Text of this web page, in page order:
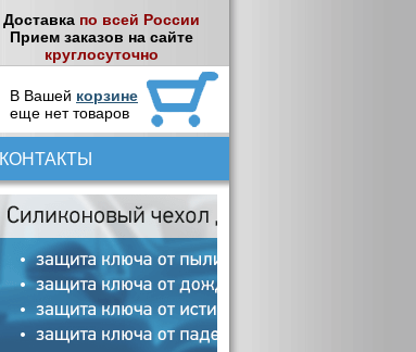
Доставка по всей России
Прием заказов на сайте
круглосуточно
В Вашей корзине
еще нет товаров
КОНТАКТЫ